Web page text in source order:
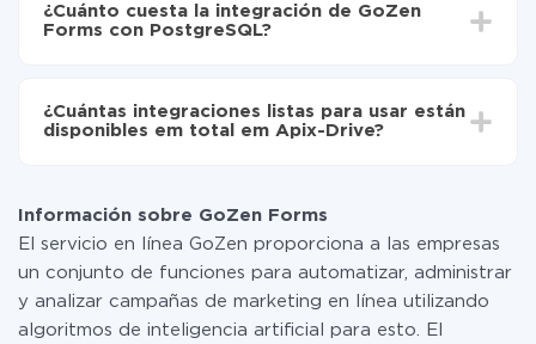
de GoZen Forms a PostgreSQL
oscilar entre 5 y 30 minutos. En promedio, la
configuración tarda entre 10 y 15 minutos.
¿Cuánto cuesta la integración de GoZen
Forms con PostgreSQL?
tarifas. Usted solo paga por la cantidad de datos que
realmente se transfieren de uno de sus sistemas a otro
manera segura un plan de tarifa gratuita o cambiar a
uno de pago, si es necesario. Más detalles sobre
tarifas.
¿Cuántas integraciones listas para usar están
disponibles em total em Apix-Drive?
Información sobre GoZen Forms
El servicio en línea GoZen proporciona a las empresas
un conjunto de funciones para automatizar, administrar
y analizar campañas de marketing en línea utilizando
algoritmos de inteligencia artificial para esto. El